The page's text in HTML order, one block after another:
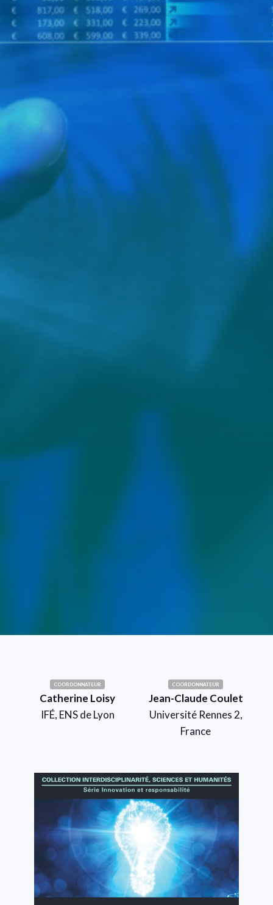
COORDONNATEUR
Catherine Loisy
IFÉ, ENS de Lyon
COORDONNATEUR
Jean-Claude Coulet
Université Rennes 2,
France